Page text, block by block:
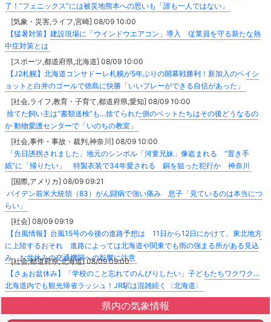
了！“フェニックス”には被災地熊本への思いも「誰も一人ではない」
[気象・災害,ライフ,宮崎] 08/09 10:00
【猛暑対策】建設現場に「ウインドウエアコン」導入 従業員を守る新たな熱
中症対策とは
[スポーツ,都道府県,北海道] 08/09 10:00
【J2札幌】北海道コンサドーレ札幌が5年ぶりの開幕戦勝利！新加入のペイシ
ョットと白井のゴールで徳島に快勝「いいプレーができる自信があった」
[社会,ライフ,教育・子育て,都道府県,愛知] 08/09 10:00
捨てた飼い主は“書類送検”も…捨てられた側のペットたちはその後どうなるの
か 動物愛護センターで「いのちの教室」
[社会,事件・事故・裁判,神奈川] 08/09 10:00
「先日誘拐されました」地元のシンボル「河童兄妹」像盗まれる “置き手
紙”に「帰りたい」 特製衣装で34年愛される 銅を狙った犯行か 神奈川
[国際,アメリカ] 08/09 09:21
バイデン前米大統領（83）がん闘病で強い痛み 息子「見ているのは本当につ
らい」
[社会] 08/09 09:19
【台風情報】台風15号の今後の進路予想は 11日から12日にかけて、東北地方
に上陸するおそれ 進路によっては北海道や関東でも雨の強まる所がある見込
み お盆休みの交通機関への影響に注意
[社会,都道府県,北海道] 08/09 09:00
【さぁお盆休み】「学校のこと忘れてのんびりしたい」子どもたちワクワク…
北海道内でも観光帰省ラッシュ！JR駅は混雑続く〈北海道〉
県内の気象情報